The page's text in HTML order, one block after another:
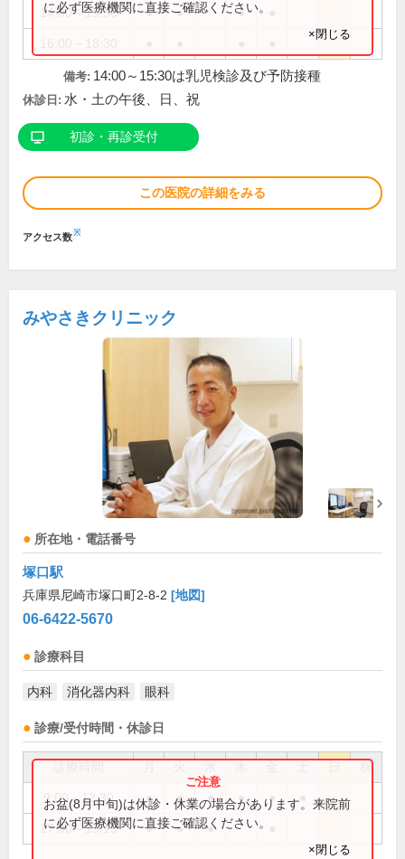
14:00～15:30 ● ● ●
に必ず医療機関に直接ご確認ください。
×閉じる
備考: 14:00～15:30は乳児検診及び予防接種
休診日: 水・土の午後、日、祝
初診・再診受付
この医院の詳細をみる
アクセス数※
みやさきクリニック
所在地・電話番号
塚口駅
兵庫県尼崎市塚口町2-8-2 [地図]
06-6422-5670
診療科目
内科 消化器内科 眼科
診療/受付時間・休診日
祝
9:00～12:30 ● ● ● ● ●
17:00～19:15 ● ● ●
お盆(8月中旬)は休診・休業の場合があります。来院前
に必ず医療機関に直接ご確認ください。
×閉じる